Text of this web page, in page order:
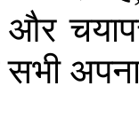
और
सभी